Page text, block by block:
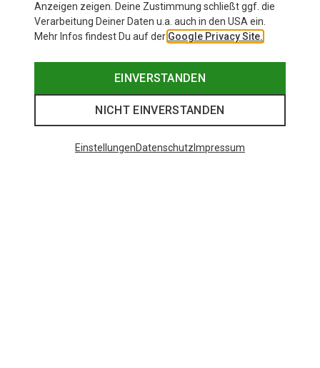
Anzeigen zeigen. Deine Zustimmung schließt ggf. die
Verarbeitung Deiner Daten u.a. auch in den USA ein.
Mehr Infos findest Du auf der Google Privacy Site.
EINVERSTANDEN
NICHT EINVERSTANDEN
EinstellungenDatenschutz Impressum